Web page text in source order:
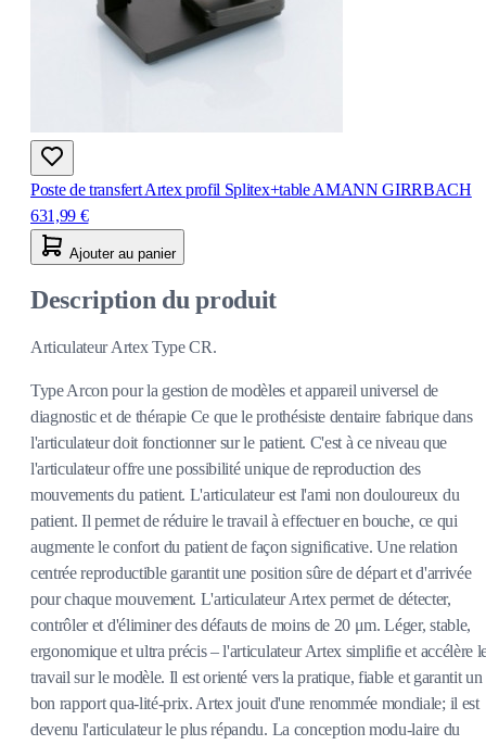
Poste de transfert Artex profil Splitex+table AMANN GIRRBACH
631,99 €
Ajouter au panier
Description du produit
Articulateur Artex Type CR.
Type Arcon pour la gestion de modèles et appareil universel de
diagnostic et de thérapie Ce que le prothésiste dentaire fabrique dans
l'articulateur doit fonctionner sur le patient. C'est à ce niveau que
l'articulateur offre une possibilité unique de reproduction des
mouvements du patient. L'articulateur est l'ami non douloureux du
patient. Il permet de réduire le travail à effectuer en bouche, ce qui
augmente le confort du patient de façon significative. Une relation
centrée reproductible garantit une position sûre de départ et d'arrivée
pour chaque mouvement. L'articulateur Artex permet de détecter,
contrôler et d'éliminer des défauts de moins de 20 μm. Léger, stable,
ergonomique et ultra précis – l'articulateur Artex simplifie et accélère
travail sur le modèle. Il est orienté vers la pratique, fiable et garantit un
bon rapport qua-lité-prix. Artex jouit d'une renommée mondiale; il est
devenu l'articulateur le plus répandu. La conception modu-laire du